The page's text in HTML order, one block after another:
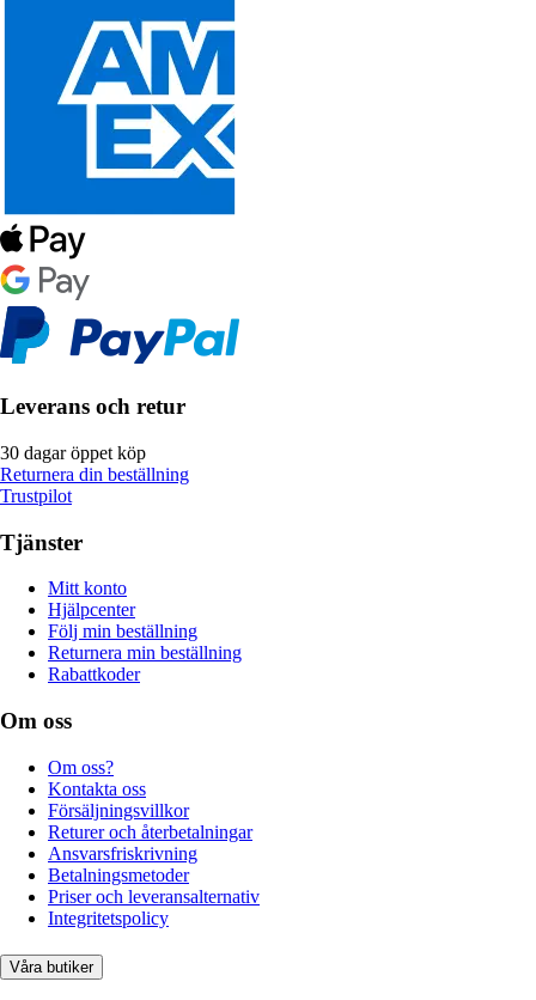
Leverans och retur
30 dagar öppet köp
Returnera din beställning
Trustpilot
Tjänster
Mitt konto
Hjälpcenter
Följ min beställning
Returnera min beställning
Rabattkoder
Om oss
Om oss?
Kontakta oss
Försäljningsvillkor
Returer och återbetalningar
Ansvarsfriskrivning
Betalningsmetoder
Priser och leveransalternativ
Integritetspolicy
Våra butiker